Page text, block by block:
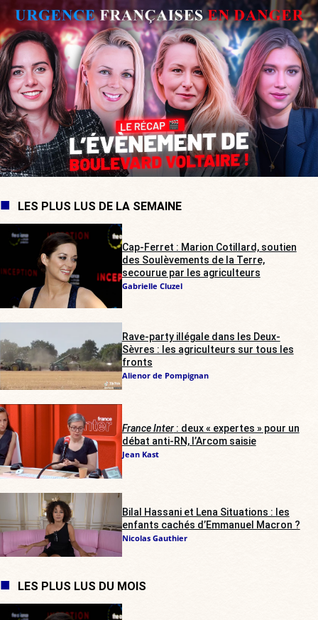
LES PLUS LUS DE LA SEMAINE
Cap-Ferret : Marion Cotillard, soutien
des Soulèvements de la Terre,
secourue par les agriculteurs
Gabrielle Cluzel
Rave-party illégale dans les Deux-
Sèvres : les agriculteurs sur tous les
fronts
Alienor de Pompignan
France Inter: deux « expertes » pour un
débat anti-RN, l’Arcom saisie
Jean Kast
Bilal Hassani et Lena Situations : les
enfants cachés d’Emmanuel Macron ?
Nicolas Gauthier
LES PLUS LUS DU MOIS